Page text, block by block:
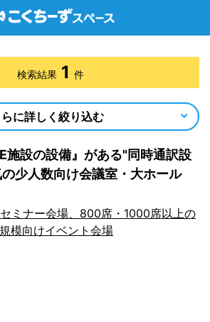
施設の設備』がある"同時通訳設
少人数向け会議室・大ホール
ミナー会場、800席・1000席以上の
模向けイベント会場
検索結果 1 件
らに詳しく絞り込む